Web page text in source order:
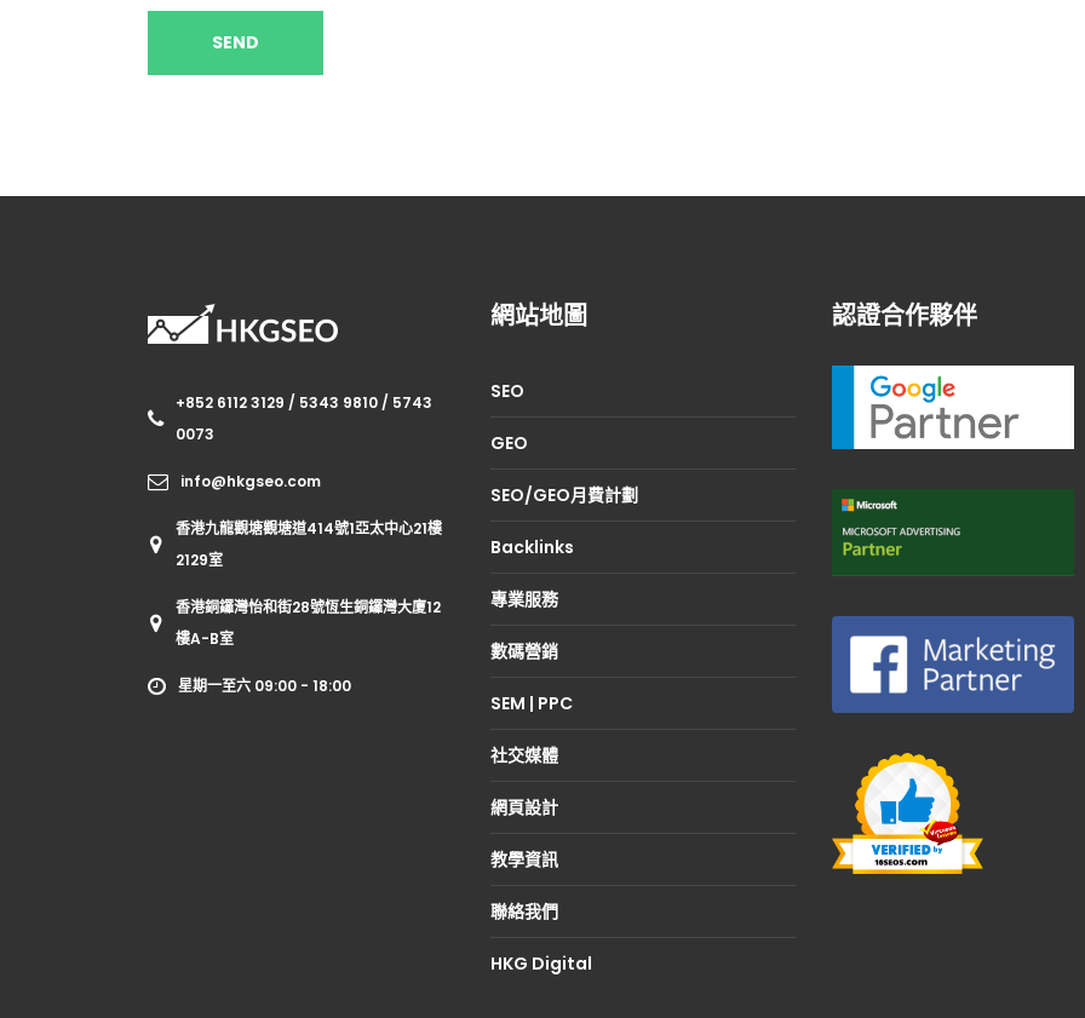
+852 6112 3129 / 5343 9810 / 5743
0073
info@hkgseo.com
香港九龍觀塘觀塘道414號1亞太中心21樓
2129室
香港銅鑼灣怡和街28號恆生銅鑼灣大廈12
樓A-B室
星期一至六 09:00 - 18:00
網站地圖
SEO
GEO
SEO/GEO月費計劃
Backlinks
專業服務
數碼營銷
SEM | PPC
社交媒體
網頁設計
教學資訊
聯絡我們
HKG Digital
認證合作夥伴